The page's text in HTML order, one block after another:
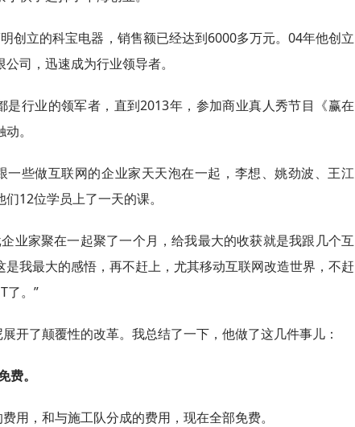
创立的科宝电器，销售额已经达到6000多万元。04年他创立
司，迅速成为行业领导者。
是行业的领军者，直到2013年，参加商业真人秀节目《赢在
。
一些做互联网的企业家天天泡在一起，李想、姚劲波、王江
12位学员上了一天的课。
业家聚在一起聚了一个月，给我最大的收获就是我跟几个互
我最大的感悟，再不赶上，尤其移动互联网改造世界，不赶
了。”
开了颠覆性的改革。我总结了一下，他做了这几件事儿：
费。
用，和与施工队分成的费用，现在全部免费。